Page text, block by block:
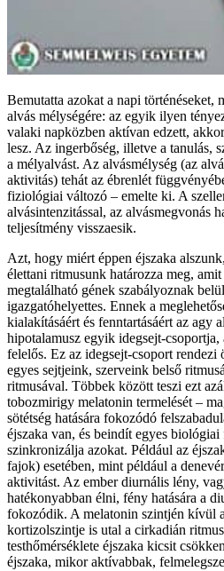
Bemutatta azokat a napi történéseket,
alvás mélységére: az egyik ilyen
valaki napközben aktívan edzett,
lesz. Az ingerbőség, illetve a tanulás,
a mélyalvást. Az alvásmélység (az
aktivitás) tehát az ébrenlét
fiziológiai változó – emelte ki. A
alvásintenzitással, az alvásmegvonás
teljesítmény visszaesik.
Azt, hogy miért éppen éjszaka
élettani ritmusunk határozza meg,
megtalálható gének szabályoznak
igazgatóhelyettes. Ennek a
kialakításáért és fenntartásáért az agy
hipotalamusz egyik idegsejt-
felelős. Ez az idegsejt-csoport rendezi
egyes sejtjeink, szerveink belső
ritmusával. Többek között teszi ezt
tobozmirigy melatonin termelését –
sötétség hatására fokozódó
éjszaka van, és beindít egyes
szinkronizálja azokat. Például az
fajok) esetében, mint például a
aktivitást. Az ember diurnális lény,
hatékonyabban élni, fény hatására a
fokozódik. A melatonin szintjén kívül
kortizolszintje is utal a cirkadián
testhőmérséklete éjszaka kicsit
éjszaka, mikor aktívabbak,